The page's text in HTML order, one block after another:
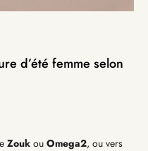
d’été femme selon
Zouk ou Omega2, ou vers